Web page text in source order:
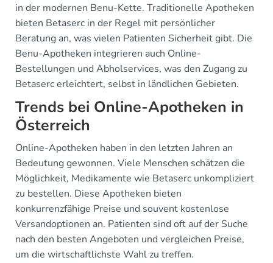
in der modernen Benu-Kette. Traditionelle Apotheken
bieten Betaserc in der Regel mit persönlicher
Beratung an, was vielen Patienten Sicherheit gibt. Die
Benu-Apotheken integrieren auch Online-
Bestellungen und Abholservices, was den Zugang zu
Betaserc erleichtert, selbst in ländlichen Gebieten.
Trends bei Online-Apotheken in
Österreich
Online-Apotheken haben in den letzten Jahren an
Bedeutung gewonnen. Viele Menschen schätzen die
Möglichkeit, Medikamente wie Betaserc unkompliziert
zu bestellen. Diese Apotheken bieten
konkurrenzfähige Preise und souvent kostenlose
Versandoptionen an. Patienten sind oft auf der Suche
nach den besten Angeboten und vergleichen Preise,
um die wirtschaftlichste Wahl zu treffen.